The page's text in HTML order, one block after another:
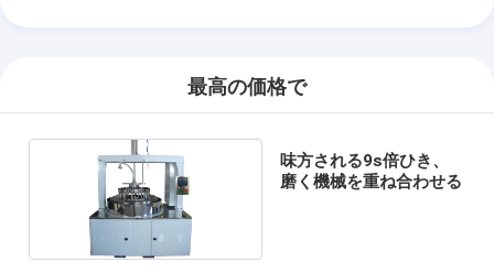
最高の価格で
味方される9s倍ひき、
磨く機械を重ね合わせる